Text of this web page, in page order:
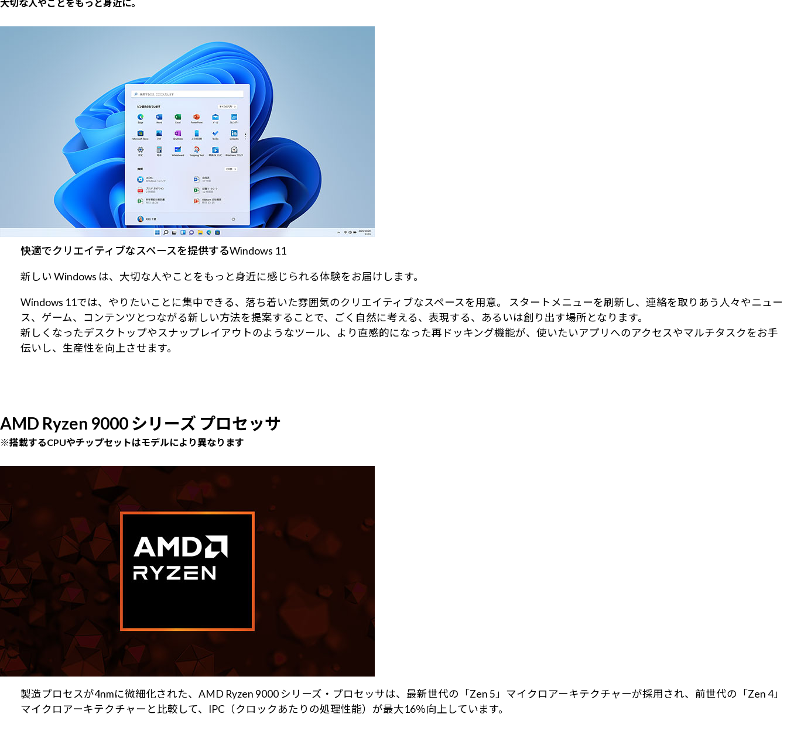
大切な人やことをもっと身近に。
快適でクリエイティブなスペースを提供するWindows 11
新しい Windows は、大切な人やことをもっと身近に感じられる体験をお届けします。
Windows 11では、やりたいことに集中できる、落ち着いた雰囲気のクリエイティブなスペースを用意。 スタートメニューを刷新し、連絡を取りあう人々やニュー
ス、ゲーム、コンテンツとつながる新しい方法を提案することで、ごく自然に考える、表現する、あるいは創り出す場所となります。
新しくなったデスクトップやスナップレイアウトのようなツール、より直感的になった再ドッキング機能が、使いたいアプリへのアクセスやマルチタスクをお手
伝いし、生産性を向上させます。
AMD Ryzen 9000 シリーズ プロセッサ
※搭載するCPUやチップセットはモデルにより異なります
製造プロセスが4nmに微細化された、AMD Ryzen 9000 シリーズ・プロセッサは、最新世代の「Zen 5」マイクロアーキテクチャーが採用され、前世代の「Zen 4」
マイクロアーキテクチャーと比較して、IPC（クロックあたりの処理性能）が最大16％向上しています。